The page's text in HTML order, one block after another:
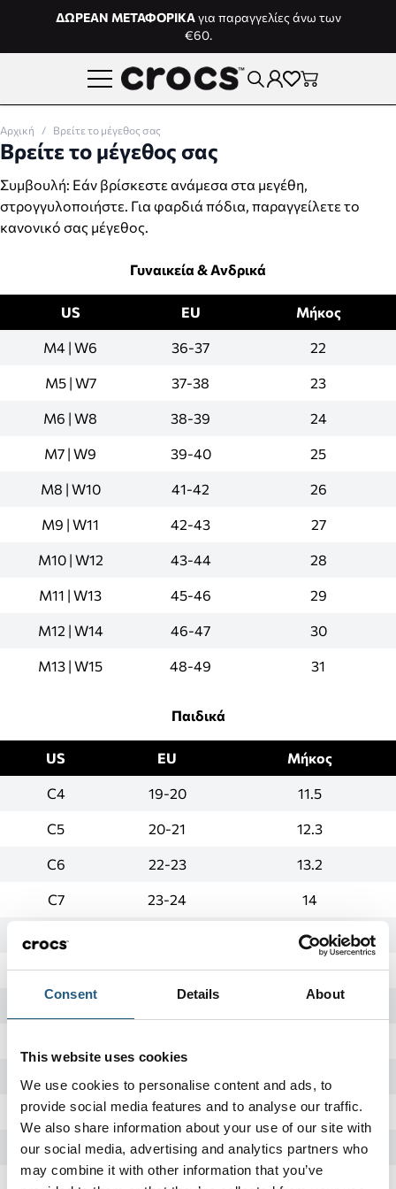
Consent Details About
This website uses cookies
We use cookies to personalise content and ads, to
provide social media features and to analyse our traffic.
We also share information about your use of our site with
our social media, advertising and analytics partners who
may combine it with other information that you’ve
Μετάβαση στο περιεχόμενο
ΔΩΡΕΑΝ ΜΕΤΑΦΟΡΙΚΑγια παραγγελίες άνω των
€60.
Αρχική / Βρείτε το μέγεθος σας
Βρείτε το μέγεθος σας
Συμβουλή: Εάν βρίσκεστε ανάμεσα στα μεγέθη,
στρογγυλοποιήστε. Για φαρδιά πόδια, παραγγείλετε το
κανονικό σας μέγεθος.
Γυναικεία & Ανδρικά
US EU Μήκος
M4 | W6 36-37 22
M5 | W7 37-38 23
M6 | W8 38-39 24
M7 | W9 39-40 25
M8 | W10 41-42 26
M9 | W11 42-43 27
M10 | W12 43-44 28
M11 | W13 45-46 29
M12 | W14 46-47 30
M13 | W15 48-49 31
Παιδικά
US EU Μήκος
C4 19-20 11.5
C5 20-21 12.3
C6 22-23 13.2
C7 23-24 14
14.9
C9 25-26 15.7
18.3
C13 30-31 19.1
J1 32-33 20
J2 33-34